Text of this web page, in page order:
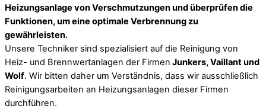
Heizungsanlage von Verschmutzungen und überprüfen die
Funktionen, um eine optimale Verbrennung zu
gewährleisten.
Unsere Techniker sind spezialisiert auf die Reinigung von
Heiz- und Brennwertanlagen der Firmen Junkers, Vaillant und
Wolf. Wir bitten daher um Verständnis, dass wir ausschließlich
Reinigungsarbeiten an Heizungsanlagen dieser Firmen
durchführen.